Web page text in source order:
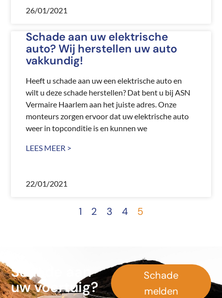
26/01/2021
Schade aan uw elektrische
auto? Wij herstellen uw auto
vakkundig!
Heeft u schade aan uw een elektrische auto en
wilt u deze schade herstellen? Dat bent u bij ASN
Vermaire Haarlem aan het juiste adres. Onze
monteurs zorgen ervoor dat uw elektrische auto
weer in topconditie is en kunnen we
LEES MEER >
22/01/2021
1 2 3 4 5
Schade aan
uw voertuig?
Schade
melden